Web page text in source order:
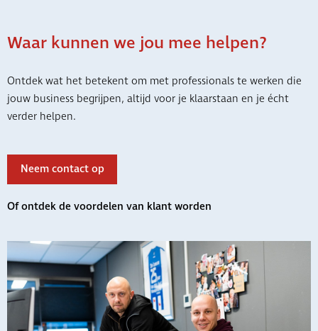
Waar kunnen we jou mee helpen?
Ontdek wat het betekent om met professionals te werken die
jouw business begrijpen, altijd voor je klaarstaan en je écht
verder helpen.
Neem contact op
Of ontdek de voordelen van klant worden